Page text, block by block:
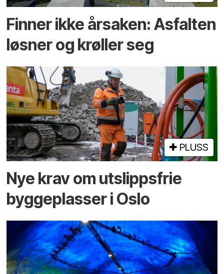
Finner ikke årsaken: Asfalten
løsner og krøller seg
PLUSS
Nye krav om utslippsfrie
byggeplasser i Oslo